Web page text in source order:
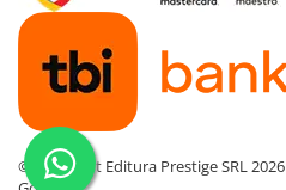
Descopera lumea
Descopera si invata
Din ograda
Povesti pe roti
Primele notiuni
Carti de colorat
©Copyright Editura Prestige SRL 2026